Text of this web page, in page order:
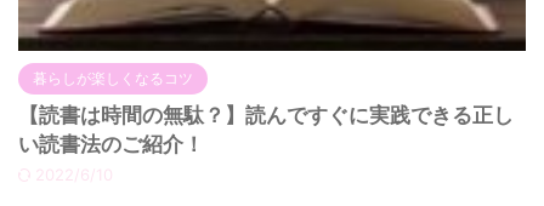
暮らしが楽しくなるコツ
【読書は時間の無駄？】読んですぐに実践できる正し
い読書法のご紹介！
2022/6/10